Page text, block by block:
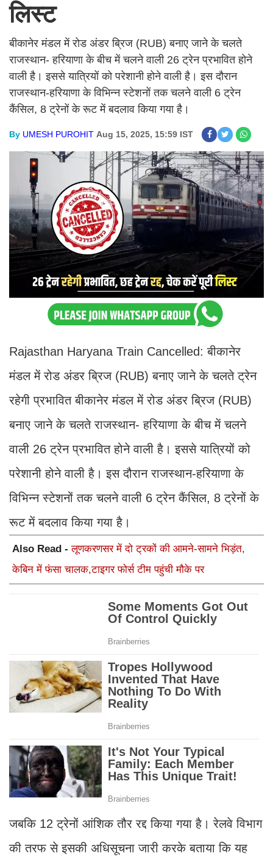
लिस्ट
बीकानेर मंडल में रोड अंडर ब्रिज (RUB) बनाए जाने के चलते
राजस्थान- हरियाणा के बीच में चलने वाली 26 ट्रेन प्रभावित होने
वाली है। इससे यात्रियों को परेशानी होने वाली है। इस दौरान
राजस्थान-हरियाणा के विभिन्न स्टेशनों तक चलने वाली 6 ट्रेन
कैंसिल, 8 ट्रेनों के रूट में बदलाव किया गया है।
By UMESH PUROHIT Aug 15, 2025, 15:59 IST
Rajasthan Haryana Train Cancelled: बीकानेर
मंडल में रोड अंडर ब्रिज (RUB) बनाए जाने के चलते ट्रेन
रहेगी प्रभावित बीकानेर मंडल में रोड अंडर ब्रिज (RUB)
बनाए जाने के चलते राजस्थान- हरियाणा के बीच में चलने
वाली 26 ट्रेन प्रभावित होने वाली है। इससे यात्रियों को
परेशानी होने वाली है। इस दौरान राजस्थान-हरियाणा के
विभिन्न स्टेशनों तक चलने वाली 6 ट्रेन कैंसिल, 8 ट्रेनों के
रूट में बदलाव किया गया है।
Also Read -लूणकरणसर में दो ट्रकों की आमने-सामने भिड़ंत,
केबिन में फंसा चालक,टाइगर फोर्स टीम पहुंची मौके पर
जबकि 12 ट्रेनों आंशिक तौर रद्द किया गया है। रेलवे विभाग
की तरफ से इसकी अधिसूचना जारी करके बताया कि यह